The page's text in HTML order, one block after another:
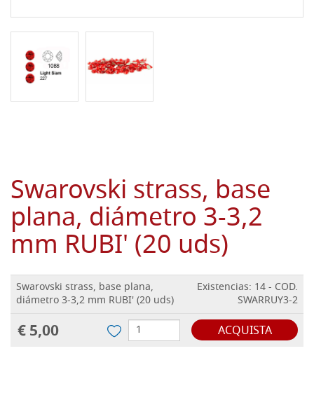
Swarovski strass, base
plana, diámetro 3-3,2
mm RUBI' (20 uds)
Swarovski strass, base plana,
diámetro 3-3,2 mm RUBI' (20 uds)
Existencias: 14 - COD.
SWARRUY3-2
€ 5,00 ACQUISTA